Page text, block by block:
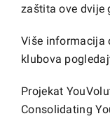
zaštita ove dvije
Više informacija
klubova
Projekat
Consolidating